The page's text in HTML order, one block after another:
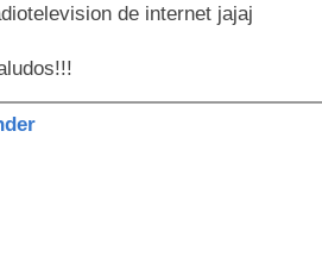
de internet jajaj